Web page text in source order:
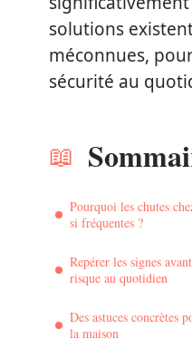
solutions
méconnues,
sécurité au
Pourquoi les chutes
si fréquentes ?
Repérer les signes
risque au quotidien
Des astuces concrètes
la maison